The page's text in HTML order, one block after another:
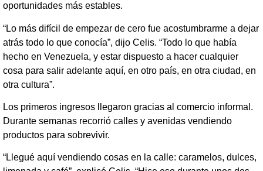
oportunidades más estables.
“Lo más difícil de empezar de cero fue acostumbrarme a dejar
atrás todo lo que conocía”, dijo Celis. “Todo lo que había
hecho en Venezuela, y estar dispuesto a hacer cualquier
cosa para salir adelante aquí, en otro país, en otra ciudad, en
otra cultura”.
Los primeros ingresos llegaron gracias al comercio informal.
Durante semanas recorrió calles y avenidas vendiendo
productos para sobrevivir.
“Llegué aquí vendiendo cosas en la calle: caramelos, dulces,